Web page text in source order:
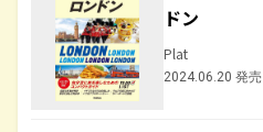
ドン
Plat
2024.06.20 発売